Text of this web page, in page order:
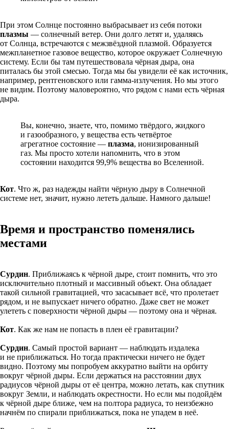
При этом Солнце постоянно выбрасывает из себя потоки
плазмы — солнечный ветер. Они долго летят и, удаляясь
от Солнца, встречаются с межзвёздной плазмой. Образуется
межпланетное газовое вещество, которое окружает Солнечную
систему. Если бы там путешествовала чёрная дыра, она
питалась бы этой смесью. Тогда мы бы увидели её как источник,
например, рентгеновского или гамма-излучения. Но мы этого
не видим. Поэтому маловероятно, что рядом с нами есть чёрная
дыра.
Вы, конечно, знаете, что, помимо твёрдого, жидкого
и газообразного, у вещества есть четвёртое
агрегатное состояние — плазма, ионизированный
газ. Мы просто хотели напомнить, что в этом
состоянии находится 99,9% вещества во Вселенной.
Кот. Что ж, раз надежды найти чёрную дыру в Солнечной
системе нет, значит, нужно лететь дальше. Намного дальше!
Время и пространство поменялись
местами
Сурдин. Приближаясь к чёрной дыре, стоит помнить, что это
исключительно плотный и массивный объект. Она обладает
такой сильной гравитацией, что засасывает всё, что пролетает
рядом, и не выпускает ничего обратно. Даже свет не может
улететь с поверхности чёрной дыры — поэтому она и чёрная.
Кот. Как же нам не попасть в плен её гравитации?
Сурдин. Самый простой вариант — наблюдать издалека
и не приближаться. Но тогда практически ничего не будет
видно. Поэтому мы попробуем аккуратно выйти на орбиту
вокруг чёрной дыры. Если держаться на расстоянии двух
радиусов чёрной дыры от её центра, можно летать, как спутник
вокруг Земли, и наблюдать окрестности. Но если мы подойдём
к чёрной дыре ближе, чем на полтора радиуса, то неизбежно
начнём по спирали приближаться, пока не упадем в неё.